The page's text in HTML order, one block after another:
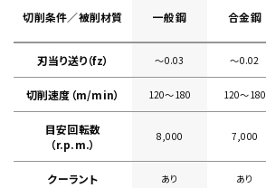
切削条件／被削材質 一般鋼 合金鋼
刃当り送り（fz） ～0.03 ～0.02
切削速度（m/min） 120～180 120～180
目安回転数
（r.p.m.）
8,000 7,000
クーラント あり あり